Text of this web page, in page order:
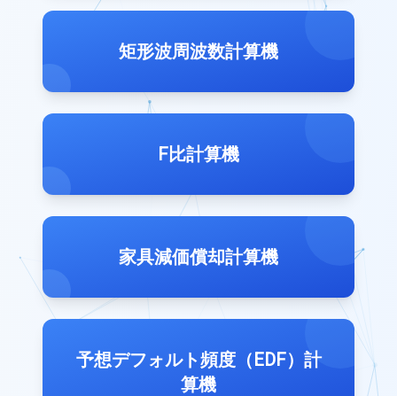
矩形波周波数計算機
F比計算機
家具減価償却計算機
予想デフォルト頻度（EDF）計
算機